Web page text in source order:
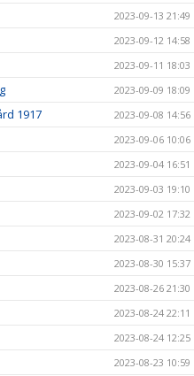
2023-09-13 21:49
2023-09-12 14:58
2023-09-11 18:03
2023-09-09 18:09
1917 2023-09-08 14:56
2023-09-06 10:06
2023-09-04 16:51
2023-09-03 19:10
2023-09-02 17:32
2023-08-31 20:24
2023-08-30 15:37
2023-08-26 21:30
2023-08-24 22:11
2023-08-24 12:25
2023-08-23 10:59